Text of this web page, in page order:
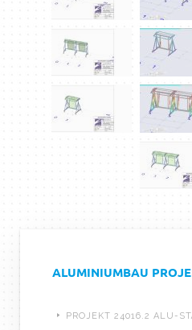
ALUMINIUMBAU
PROJEKT 24016.2 ALU-